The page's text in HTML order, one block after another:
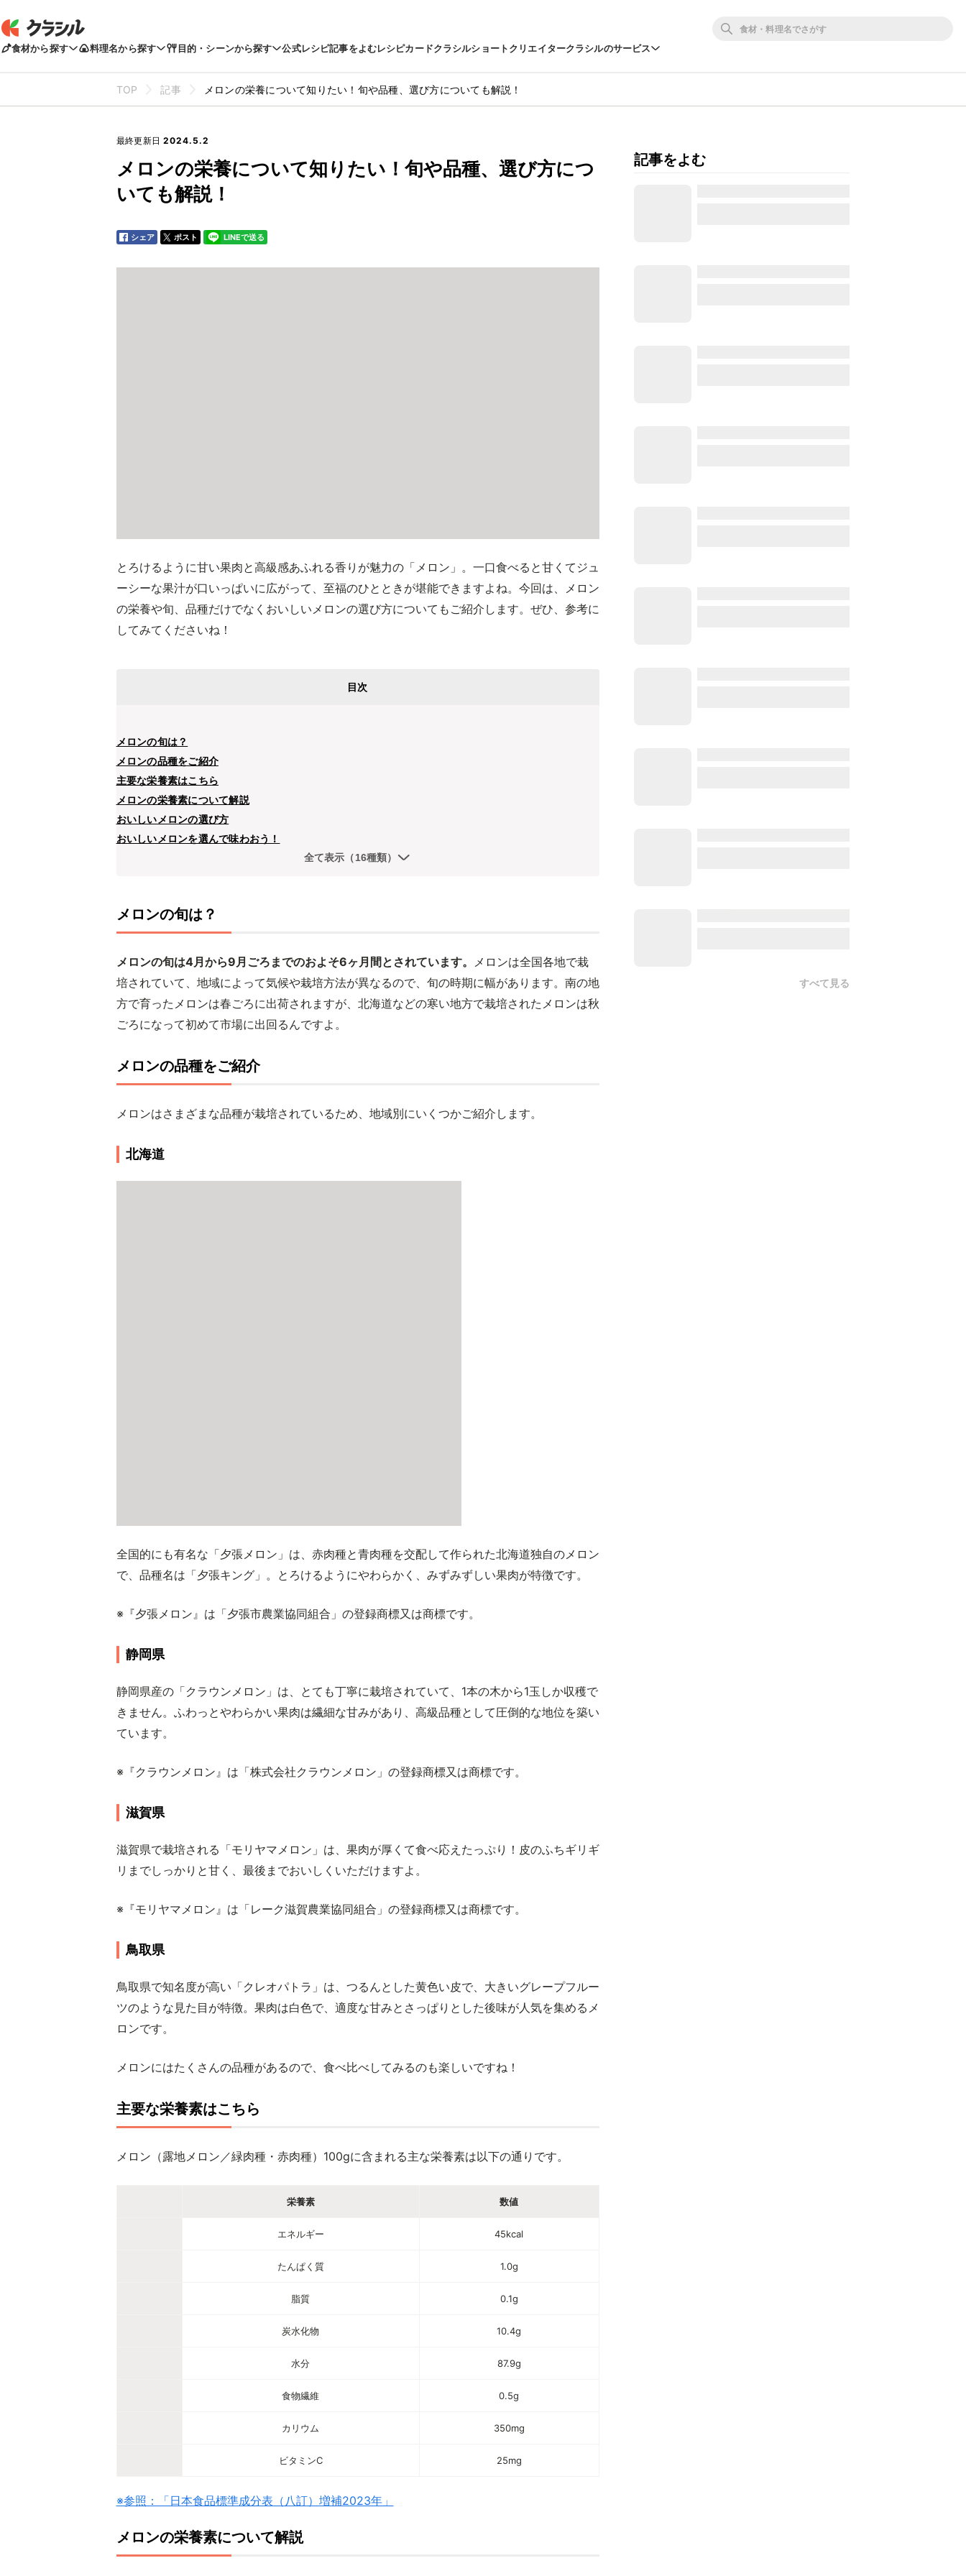
食材から探す 料理名から探す 目的・シーンから探す 公式レシピ記事をよむレシピカードクラシルショートクリエイタークラシルのサービス
TOP 記事 メロンの栄養について知りたい！旬や品種、選び方についても解説！
最終更新日 2024.5.2
メロンの栄養について知りたい！旬や品種、選び方につ
いても解説！
シェア ポスト LINEで送る
とろけるように甘い果肉と高級感あふれる香りが魅力の「メロン」。一口食べると甘くてジュ
ーシーな果汁が口いっぱいに広がって、至福のひとときが堪能できますよね。今回は、メロン
の栄養や旬、品種だけでなくおいしいメロンの選び方についてもご紹介します。ぜひ、参考に
してみてくださいね！
目次
メロンの旬は？
メロンの品種をご紹介
主要な栄養素はこちら
メロンの栄養素について解説
おいしいメロンの選び方
おいしいメロンを選んで味わおう！
全て表示（16種類）
メロンの旬は？
メロンの旬は4月から9月ごろまでのおよそ6ヶ月間とされています。 メロンは全国各地で栽
培されていて、地域によって気候や栽培方法が異なるので、旬の時期に幅があります。南の地
方で育ったメロンは春ごろに出荷されますが、北海道などの寒い地方で栽培されたメロンは秋
ごろになって初めて市場に出回るんですよ。
メロンの品種をご紹介
メロンはさまざまな品種が栽培されているため、地域別にいくつかご紹介します。
北海道
全国的にも有名な「夕張メロン」は、赤肉種と青肉種を交配して作られた北海道独自のメロン
で、品種名は「夕張キング」。とろけるようにやわらかく、みずみずしい果肉が特徴です。
※『夕張メロン』は「夕張市農業協同組合」の登録商標又は商標です。
静岡県
静岡県産の「クラウンメロン」は、とても丁寧に栽培されていて、1本の木から1玉しか収穫で
きません。ふわっとやわらかい果肉は繊細な甘みがあり、高級品種として圧倒的な地位を築い
ています。
※『クラウンメロン』は「株式会社クラウンメロン」の登録商標又は商標です。
滋賀県
滋賀県で栽培される「モリヤマメロン」は、果肉が厚くて食べ応えたっぷり！皮のふちギリギ
リまでしっかりと甘く、最後までおいしくいただけますよ。
※『モリヤマメロン』は「レーク滋賀農業協同組合」の登録商標又は商標です。
鳥取県
鳥取県で知名度が高い「クレオパトラ」は、つるんとした黄色い皮で、大きいグレープフルー
ツのような見た目が特徴。果肉は白色で、適度な甘みとさっぱりとした後味が人気を集めるメ
ロンです。
メロンにはたくさんの品種があるので、食べ比べしてみるのも楽しいですね！
主要な栄養素はこちら
メロン（露地メロン／緑肉種・赤肉種）100gに含まれる主な栄養素は以下の通りです。
栄養素 数値
エネルギー 45kcal
たんぱく質 1.0g
脂質 0.1g
炭水化物 10.4g
水分 87.9g
食物繊維 0.5g
カリウム 350mg
ビタミンC 25mg
※参照：「日本食品標準成分表（八訂）増補2023年」
メロンの栄養素について解説
記事をよむ
すべて見る